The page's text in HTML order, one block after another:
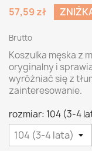
57,59 zł
Brutto
Koszulka męska z
oryginalny i
wyróżniać się z
zainteresowanie.
rozmiar: 104 (3-4